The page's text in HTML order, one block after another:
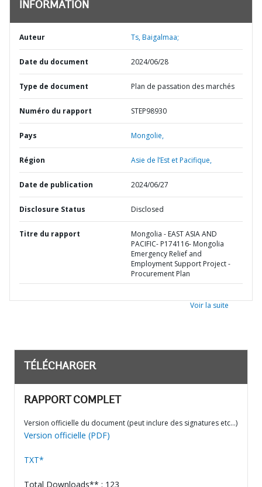
INFORMATION
Auteur Ts, Baigalmaa;
Date du document 2024/06/28
Type de document Plan de passation des marchés
Numéro du rapport STEP98930
Pays Mongolie,
Région Asie de l’Est et Pacifique,
Date de publication 2024/06/27
Disclosure Status Disclosed
Titre du rapport
Mongolia - EAST ASIA AND
PACIFIC- P174116- Mongolia
Emergency Relief and
Employment Support Project -
Procurement Plan
Voir la suite
TÉLÉCHARGER
RAPPORT COMPLET
Version officielle du document (peut inclure des signatures etc…)
Version officielle (PDF)
TXT*
Total Downloads** : 123